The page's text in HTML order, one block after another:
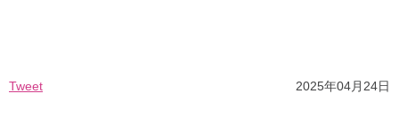
Tweet 2025年04月24日